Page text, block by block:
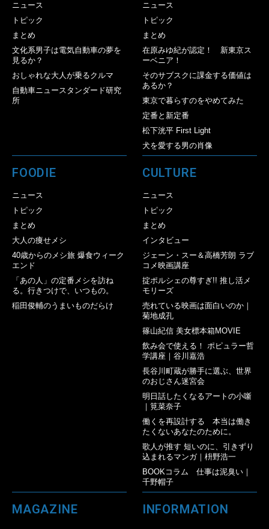
ニュース
トピック
まとめ
文化系男子は電気自動車の夢を
見るか？
おしゃれな大人が乗るクルマ
自動車ニュースタンダード研究
所
ニュース
トピック
まとめ
在原みゆ紀が認定！ 新東京ス
ーベニア！
そのサブスクに課金する価値は
あるか？
東京で暮らすのをやめてみた
定番と新定番
松下洸平 First Light
犬を愛する男の肖像
FOODIE
ニュース
トピック
まとめ
大人の痩せメシ
40歳からのメシ旅 爆食ウィーク
エンド
「あの人」の定番メシを訪ね
る。行きつけで、いつもの。
稲田俊輔のうまいものだらけ
CULTURE
ニュース
トピック
まとめ
インタビュー
ジェーン・スー＆高橋芳朗 ラブ
コメ映画講座
掟ポルシェの尊すぎ!! 推し活メ
モリーズ
売れている映画は面白いのか｜
菊地成孔
篠山紀信 美女標本箱MOVIE
飲み会で使える！ ポピュラー哲
学講座｜谷川嘉浩
長谷川町蔵が勝手に選ぶ、世界
のおじさん迷宮会
明日話したくなるアートの小噺
｜筧菜奈子
働くを再設計する 本当は働き
たくないあなたのために。
歌人が推す 短いのに、引きずり
込まれるマンガ｜枡野浩一
BOOKコラム 仕事は泥臭い｜
千野帽子
MAGAZINE INFORMATION